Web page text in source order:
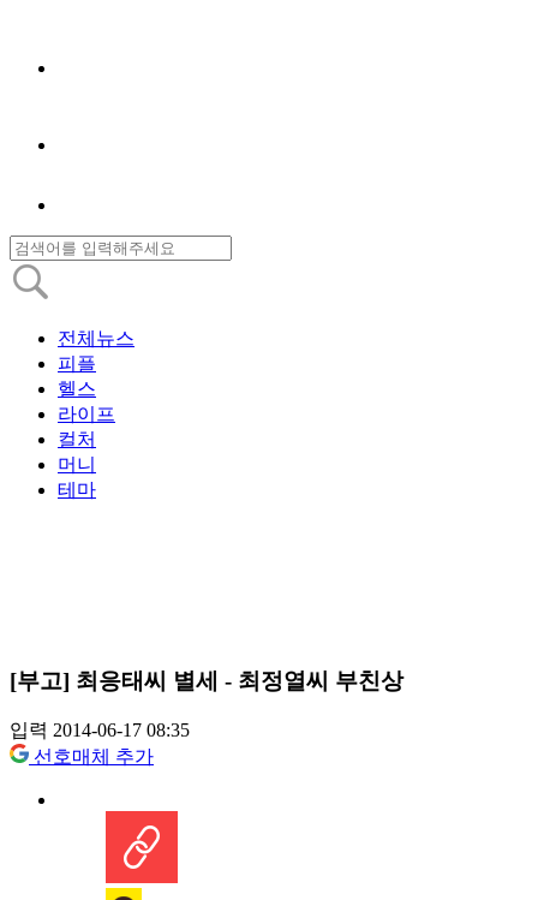
전체뉴스
피플
헬스
라이프
컬처
머니
테마
[부고] 최응태씨 별세 - 최정열씨 부친상
입력 2014-06-17 08:35
선호매체 추가